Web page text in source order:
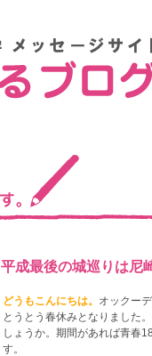
平成最後の城巡りは尼
どうもこんにちは。 オックーデ
とうとう春休みとなりました
しょうか。期間があれば青春
す。